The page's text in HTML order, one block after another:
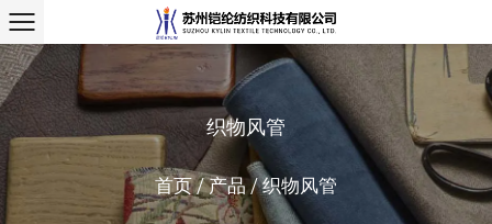
织物风管
首页/产品/织物风管